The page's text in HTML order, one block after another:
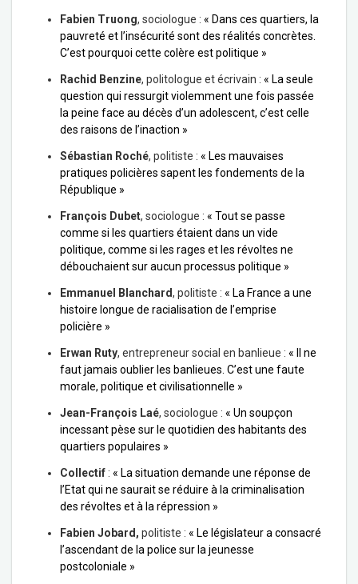
Fabien Truong, sociologue : « Dans ces quartiers, la
pauvreté et l’insécurité sont des réalités concrètes.
C’est pourquoi cette colère est politique »
Rachid Benzine, politologue et écrivain : « La seule
question qui ressurgit violemment une fois passée
la peine face au décès d’un adolescent, c’est celle
des raisons de l’inaction »
Sébastian Roché, politiste : « Les mauvaises
pratiques policières sapent les fondements de la
République »
François Dubet, sociologue : « Tout se passe
comme si les quartiers étaient dans un vide
politique, comme si les rages et les révoltes ne
débouchaient sur aucun processus politique »
Emmanuel Blanchard, politiste : « La France a une
histoire longue de racialisation de l’emprise
policière »
Erwan Ruty, entrepreneur social en banlieue : « Il ne
faut jamais oublier les banlieues. C’est une faute
morale, politique et civilisationnelle »
Jean-François Laé, sociologue : « Un soupçon
incessant pèse sur le quotidien des habitants des
quartiers populaires »
Collectif : « La situation demande une réponse de
l’Etat qui ne saurait se réduire à la criminalisation
des révoltes et à la répression »
Fabien Jobard, politiste : « Le législateur a consacré
l’ascendant de la police sur la jeunesse
postcoloniale »